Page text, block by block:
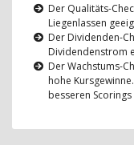
Der Qualitäts-
Liegenlassen
Der Dividenden-
Dividendenstrom
Der Wachstums-
hohe
besseren Scorings